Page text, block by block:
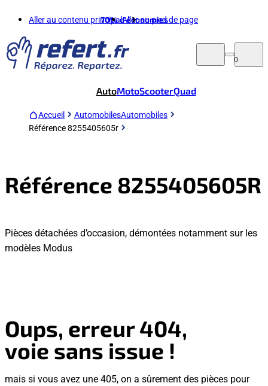
Aller au contenu principalAller au pied de page
70%d'économies
0
AutoMotoScooterQuad
Accueil AutomobilesAutomobiles
Référence 8255405605r
Référence 8255405605R
Pièces détachées d’occasion, démontées notamment sur les
modèles Modus
Oups, erreur 404,
voie sans issue !
mais si vous avez une 405, on a sûrement des pièces pour